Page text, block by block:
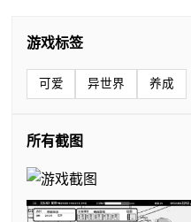
游戏标签
可爱 异世界 养成
所有截图